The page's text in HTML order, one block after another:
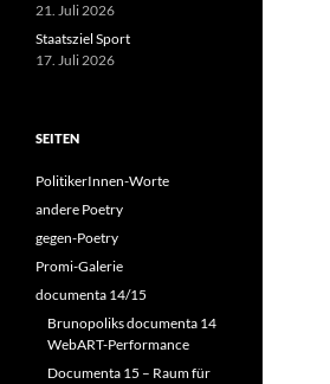
21. Juli 2026
Staatsziel Sport
17. Juli 2026
SEITEN
PolitikerInnen-Worte
andere Poetry
gegen-Poetry
Promi-Galerie
documenta 14/15
Brunopoliks documenta 14
WebART-Performance
Documenta 15 – Raum für